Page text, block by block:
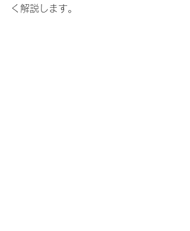
く解説します。